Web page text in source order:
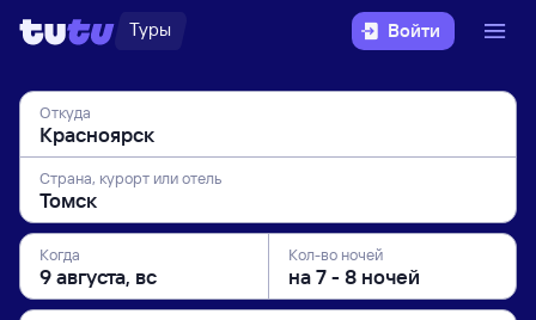
Туры Войти
Откуда
Страна, курорт или отель
Когда Кол-во ночей